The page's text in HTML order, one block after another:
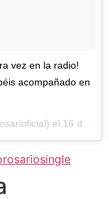
vez en la radio!
acompañado en
el 16 de Sep de 2016 a la(s) 8:37 PDT
rosariosingle